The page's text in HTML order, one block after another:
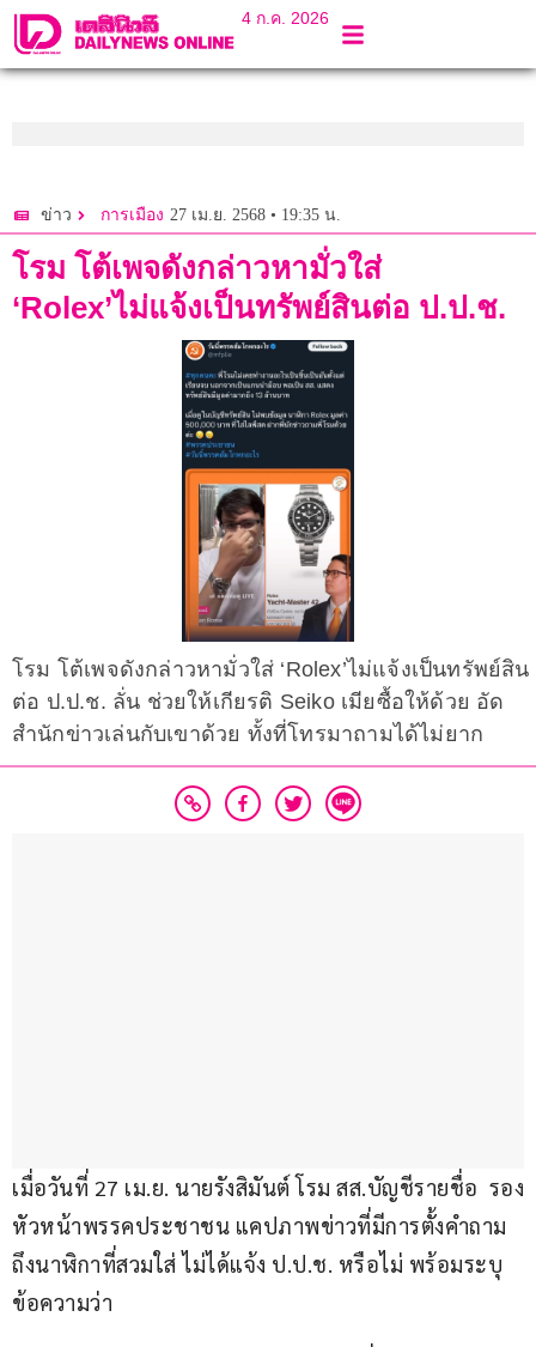
4 ก.ค. 2026
ข่าว การเมือง 27 เม.ย. 2568 • 19:35 น.
โรม โต้เพจดังกล่าวหามั่วใส่
‘Rolex’ไม่แจ้งเป็นทรัพย์สินต่อ ป.ป.ช.
โรม โต้เพจดังกล่าวหามั่วใส่ ‘Rolex’ไม่แจ้งเป็นทรัพย์สิน
ต่อ ป.ป.ช. ลั่น ช่วยให้เกียรติ Seiko เมียซื้อให้ด้วย อัด
สำนักข่าวเล่นกับเขาด้วย ทั้งที่โทรมาถามได้ไม่ยาก
เมื่อวันที่ 27 เม.ย. นายรังสิมันต์ โรม สส.บัญชีรายชื่อ  รอง
หัวหน้าพรรคประชาชน แคปภาพข่าวที่มีการตั้งคำถาม
ถึงนาฬิกาที่สวมใส่ ไม่ได้แจ้ง ป.ป.ช. หรือไม่ พร้อมระบุ
ข้อความว่า